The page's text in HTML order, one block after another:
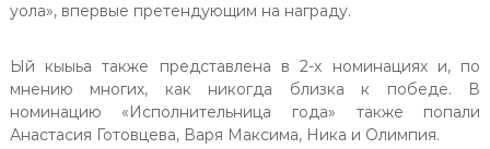
уола», впервые претендующим на награду.
Ый кыыьа также представлена в 2-х номинациях и, по
мнению многих, как никогда близка к победе. В
номинацию «Исполнительница года» также попали
Анастасия Готовцева, Варя Максима, Ника и Олимпия.